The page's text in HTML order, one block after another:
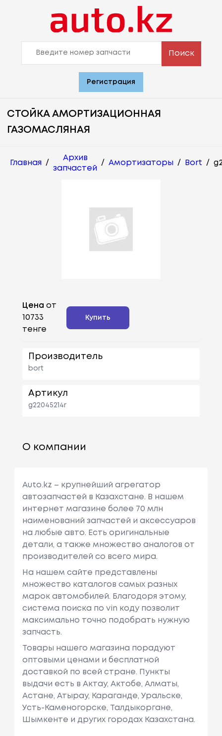
Поиск
Регистрация
СТОЙКА АМОРТИЗАЦИОННАЯ
ГАЗОМАСЛЯНАЯ
Главная /
Архив
запчастей
/ Амортизаторы / Bort /
Цена от
10733
тенге
Купить
Производитель
bort
Артикул
g22045214r
О компании
Auto.kz – крупнейший агрегатор
автозапчастей в Казахстане. В нашем
интернет магазине более 70 млн
наименований запчастей и аксессуаров
на любые авто. Есть оригинальные
детали, а также множество аналогов от
производителей со всего мира.
На нашем сайте представлены
множество каталогов самых разных
марок автомобилей. Благодоря этому,
система поиска по vin коду позволит
максимально точно подобрать нужную
запчасть.
Товары нашего магазина порадуют
оптовыми ценами и бесплатной
доставкой по всей стране. Пункты
выдачи есть в Актау, Актобе, Алматы,
Астане, Атырау, Караганде, Уральске,
Усть-Каменогорске, Талдыкоргане,
Шымкенте и других городах Казахстана.